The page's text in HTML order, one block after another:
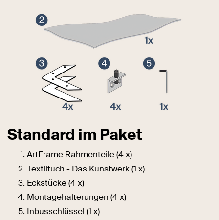
Standard im Paket
ArtFrame Rahmenteile (4 x)
Textiltuch - Das Kunstwerk (1 x)
Eckstücke (4 x)
Montagehalterungen (4 x)
Inbusschlüssel (1 x)